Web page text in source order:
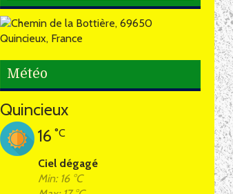
Météo
Quincieux
16 °C
Ciel dégagé
Min: 16 °C